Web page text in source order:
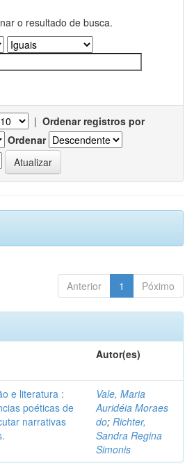
o resultado de busca.
| Ordenar registros por
Ordenar
Anterior 1 Póximo
Autor(es)
e literatura :
poéticas de
narrativas
Vale, Maria
Auridéia Moraes
do; Richter,
Sandra Regina
Simonis